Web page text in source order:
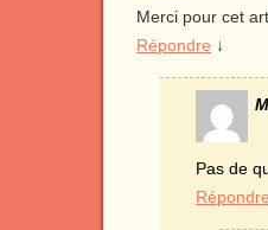
Merci pour cet
Répondre ↓
Pas de
Répondre